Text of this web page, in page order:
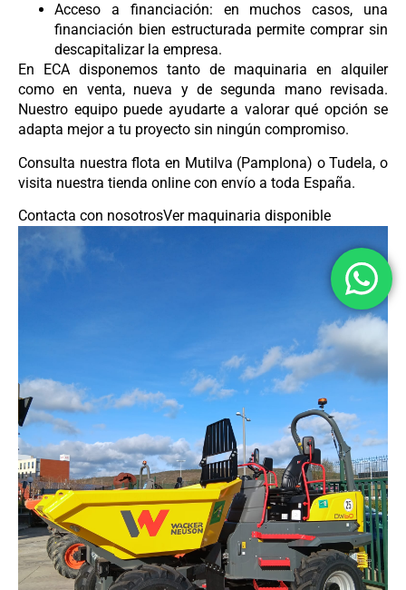
Acceso a financiación: en muchos casos, una
financiación bien estructurada permite comprar sin
descapitalizar la empresa.
En ECA disponemos tanto de maquinaria en alquiler
como en venta, nueva y de segunda mano revisada.
Nuestro equipo puede ayudarte a valorar qué opción se
adapta mejor a tu proyecto sin ningún compromiso.
Consulta nuestra flota en Mutilva (Pamplona) o Tudela, o
visita nuestra tienda online con envío a toda España.
Contacta con nosotrosVer maquinaria disponible